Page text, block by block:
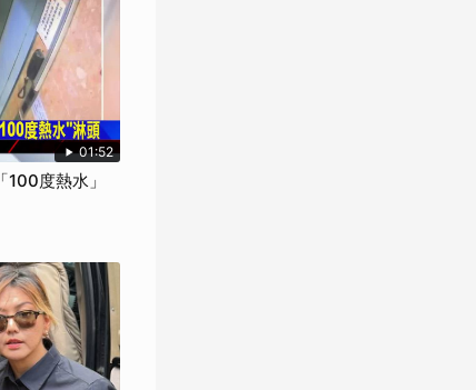
01:52
度熱水」